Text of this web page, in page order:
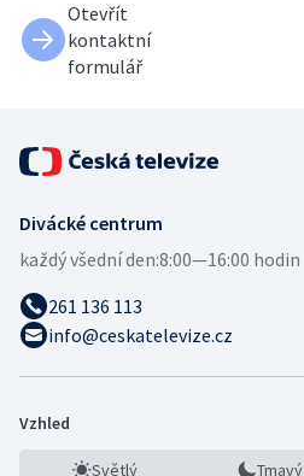
Otevřít
kontaktní
formulář
Divácké centrum
každý všední den:8:00—16:00 hodin
261 136 113
info@ceskatelevize.cz
Vzhled
Světlý Tmavý